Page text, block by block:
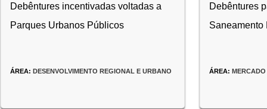
Debêntures incentivadas voltadas a
Parques Urbanos Públicos
ÁREA:DESENVOLVIMENTO REGIONAL E URBANO
Debêntures
Saneamento
ÁREA: